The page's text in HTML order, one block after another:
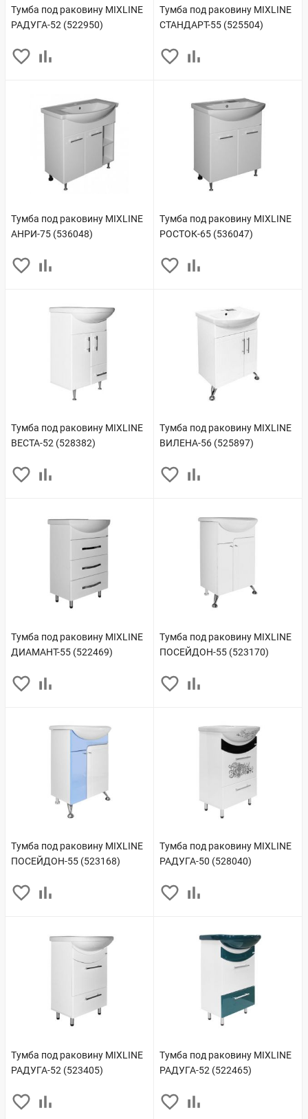
Тумба под раковину MIXLINE
РАДУГА-52 (522950)
Тумба под раковину MIXLINE
СТАНДАРТ-55 (525504)
Тумба под раковину MIXLINE
АНРИ-75 (536048)
Тумба под раковину MIXLINE
РОСТОК-65 (536047)
Тумба под раковину MIXLINE
ВЕСТА-52 (528382)
Тумба под раковину MIXLINE
ВИЛЕНА-56 (525897)
Тумба под раковину MIXLINE
ДИАМАНТ-55 (522469)
Тумба под раковину MIXLINE
ПОСЕЙДОН-55 (523170)
Тумба под раковину MIXLINE
ПОСЕЙДОН-55 (523168)
Тумба под раковину MIXLINE
РАДУГА-50 (528040)
Тумба под раковину MIXLINE
РАДУГА-52 (523405)
Тумба под раковину MIXLINE
РАДУГА-52 (522465)